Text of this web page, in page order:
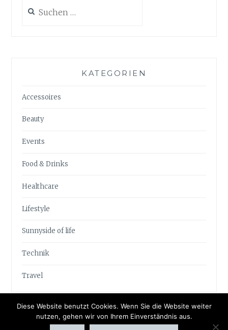
nach:
KATEGORIEN
Accessoires
Beauty
Events
Food & Drinks
Healthcare
Lifestyle
Sunnyside of life
Technik
Travel
Diese Website benutzt Cookies. Wenn Sie die Website weiter
nutzen, gehen wir von Ihrem Einverständnis aus.